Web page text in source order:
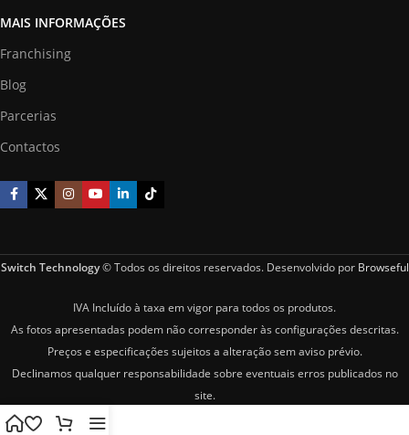
MAIS INFORMAÇÕES
Franchising
Blog
Parcerias
Contactos
Switch Technology© Todos os direitos reservados. Desenvolvido por Browseful
IVA Incluído à taxa em vigor para todos os produtos.
As fotos apresentadas podem não corresponder às configurações descritas.
Preços e especificações sujeitos a alteração sem aviso prévio.
Declinamos qualquer responsabilidade sobre eventuais erros publicados no
site.